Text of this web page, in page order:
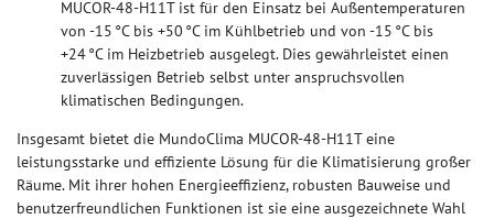
MUCOR-48-H11T ist für den Einsatz bei Außentemperaturen
von -15 °C bis +50 °C im Kühlbetrieb und von -15 °C bis
+24 °C im Heizbetrieb ausgelegt. Dies gewährleistet einen
zuverlässigen Betrieb selbst unter anspruchsvollen
klimatischen Bedingungen.
Insgesamt bietet die MundoClima MUCOR-48-H11T eine
leistungsstarke und effiziente Lösung für die Klimatisierung großer
Räume. Mit ihrer hohen Energieeffizienz, robusten Bauweise und
benutzerfreundlichen Funktionen ist sie eine ausgezeichnete Wahl